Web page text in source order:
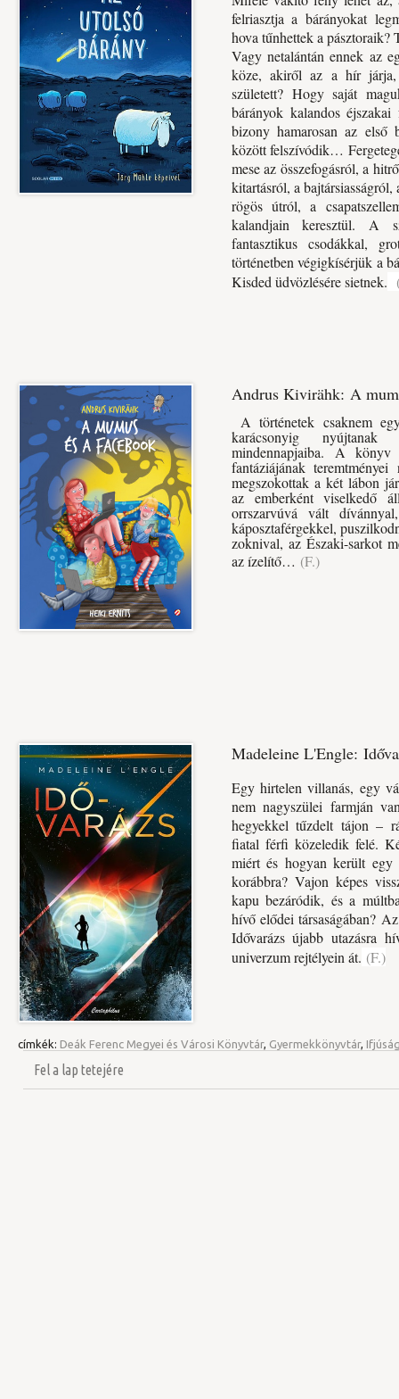
felriasztja a bárányokat
hova tűnhettek a
Vagy netalántán ennek az
köze, akiről az a hír
született? Hogy saját
bárányok kalandos
bizony hamarosan az első
között felszívódik…
mese az összefogásról, a
kitartásról, a
rögös útról, a
kalandjain keresztül. A
fantasztikus csodákkal,
történetben végigkísérjük a
Kisded üdvözlésére sietnek.
Andrus Kivirähk: A
A történetek csaknem
karácsonyig
mindennapjaiba. A
fantáziájának
megszokottak a két lábon
az emberként viselkedő
orrszarvúvá vált
káposztaférgekkel,
zoknival, az Északi-sarkot
az ízelítő… (F.)
Madeleine L'Engle:
Egy hirtelen villanás, egy
nem nagyszülei farmján
hegyekkel tűzdelt tájon –
fiatal férfi közeledik felé.
miért és hogyan került
korábbra? Vajon képes
kapu bezáródik, és a
hívő elődei társaságában?
Idővarázs újabb utazásra
univerzum rejtélyein át. (F.)
címkék: Deák Ferenc Megyei és Városi Könyvtár, Gyermekkönyvtár,
Fel a lap tetejére